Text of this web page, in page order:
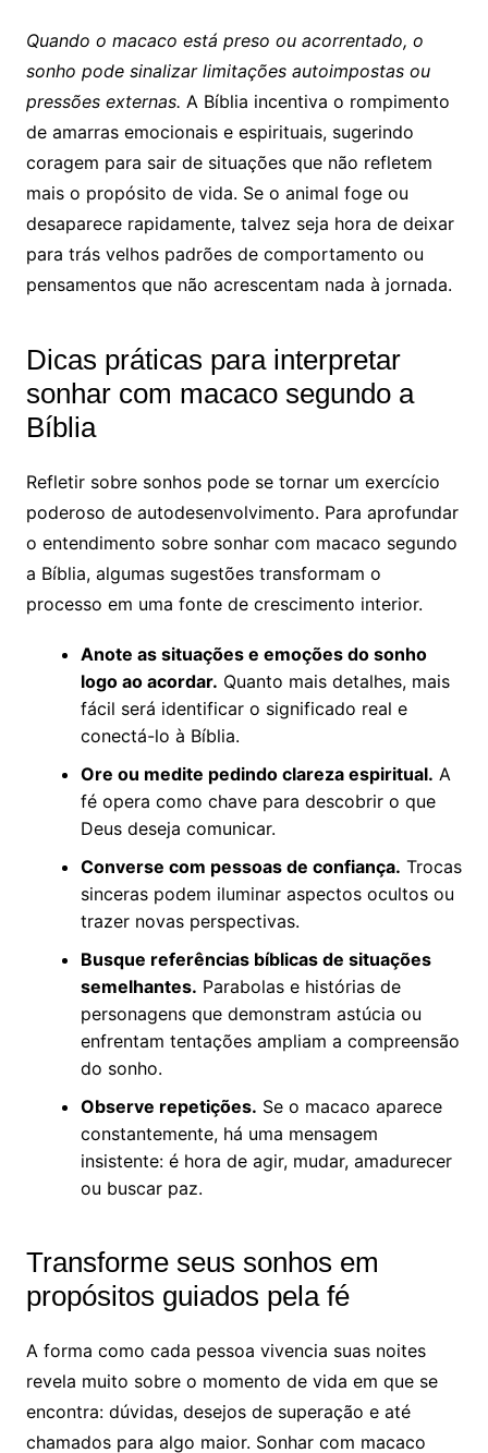
Quando o macaco está preso ou acorrentado, o
sonho pode sinalizar limitações autoimpostas ou
pressões externas. A Bíblia incentiva o rompimento
de amarras emocionais e espirituais, sugerindo
coragem para sair de situações que não refletem
mais o propósito de vida. Se o animal foge ou
desaparece rapidamente, talvez seja hora de deixar
para trás velhos padrões de comportamento ou
pensamentos que não acrescentam nada à jornada.
Dicas práticas para interpretar
sonhar com macaco segundo a
Bíblia
Refletir sobre sonhos pode se tornar um exercício
poderoso de autodesenvolvimento. Para aprofundar
o entendimento sobre sonhar com macaco segundo
a Bíblia, algumas sugestões transformam o
processo em uma fonte de crescimento interior.
Anote as situações e emoções do sonho
logo ao acordar. Quanto mais detalhes, mais
fácil será identificar o significado real e
conectá-lo à Bíblia.
Ore ou medite pedindo clareza espiritual. A
fé opera como chave para descobrir o que
Deus deseja comunicar.
Converse com pessoas de confiança. Trocas
sinceras podem iluminar aspectos ocultos ou
trazer novas perspectivas.
Busque referências bíblicas de situações
semelhantes. Parabolas e histórias de
personagens que demonstram astúcia ou
enfrentam tentações ampliam a compreensão
do sonho.
Observe repetições. Se o macaco aparece
constantemente, há uma mensagem
insistente: é hora de agir, mudar, amadurecer
ou buscar paz.
Transforme seus sonhos em
propósitos guiados pela fé
A forma como cada pessoa vivencia suas noites
revela muito sobre o momento de vida em que se
encontra: dúvidas, desejos de superação e até
chamados para algo maior. Sonhar com macaco